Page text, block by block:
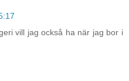
vill jag också ha när jag bor i